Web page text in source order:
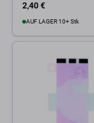
2,40 €
AUF LAGER 10+ Stk